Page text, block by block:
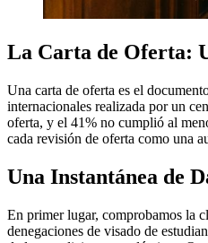
La Carta de Oferta:
Una carta de oferta es el
internacionales realizada por un
oferta, y el 41% no cumplió al
cada revisión de oferta como una
Una Instantánea de
En primer lugar, comprobamos la
denegaciones de visado de